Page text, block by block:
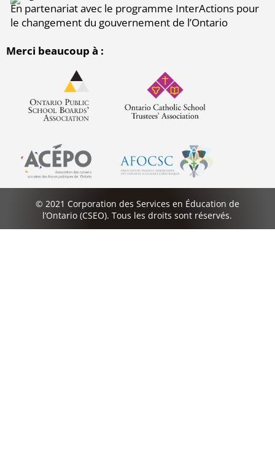
En partenariat avec le programme InterActions pour
le changement du gouvernement de l’Ontario
Merci beaucoup à :
© 2021 Corporation des Services en Éducation de
l’Ontario (CSEO). Tous les droits sont réservés.